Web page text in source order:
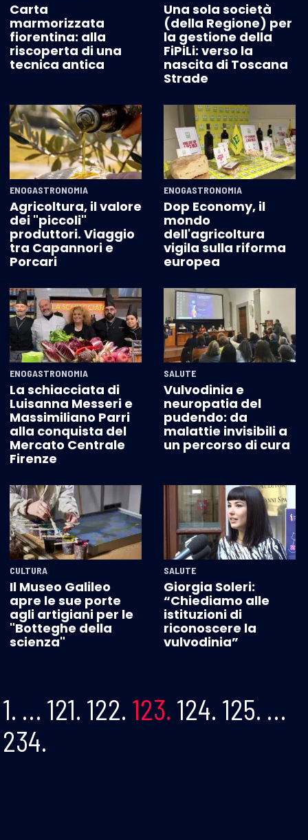
Carta
marmorizzata
fiorentina: alla
riscoperta di una
tecnica antica
Una sola società
(della Regione) per
la gestione della
FiPiLi: verso la
nascita di Toscana
Strade
ENOGASTRONOMIA
Agricoltura, il valore
dei "piccoli"
produttori. Viaggio
tra Capannori e
Porcari
ENOGASTRONOMIA
Dop Economy, il
mondo
dell'agricoltura
vigila sulla riforma
europea
ENOGASTRONOMIA
La schiacciata di
Luisanna Messeri e
Massimiliano Parri
alla conquista del
Mercato Centrale
Firenze
SALUTE
Vulvodinia e
neuropatia del
pudendo: da
malattie invisibili a
un percorso di cura
CULTURA
Il Museo Galileo
apre le sue porte
agli artigiani per le
"Botteghe della
scienza"
SALUTE
Giorgia Soleri:
“Chiediamo alle
istituzioni di
riconoscere la
vulvodinia”
1. … 121. 122. 123. 124. 125. …
234.